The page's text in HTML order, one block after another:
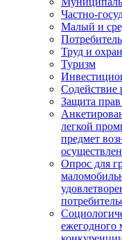
Частно-
Малый и
Труд и
Туризм
Содействие
Защита
легкой
предмет
Опрос для
ежегодного